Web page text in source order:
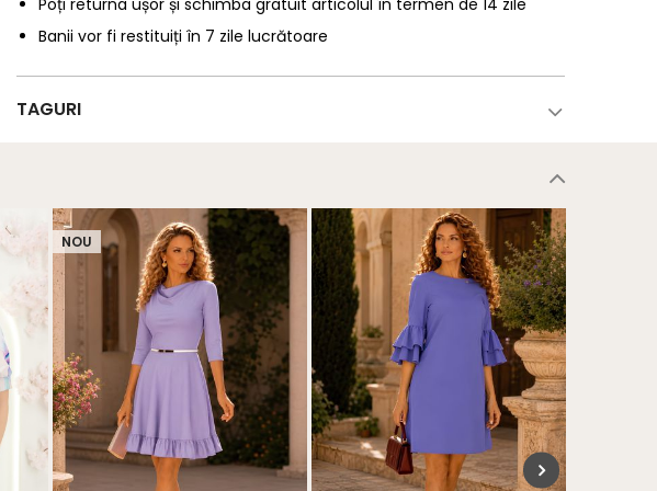
Poți returna ușor și schimba gratuit articolul în termen de 14 zile
Banii vor fi restituiți în 7 zile lucrătoare
TAGURI
NOU